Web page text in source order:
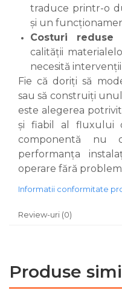
traduce printr-o
și un
Costuri
calității
necesită
Fie că doriți să
sau să construiți
este alegerea
și fiabil al fluxului
componentă nu
performanța
operare fără
Informatii conformitate
Review-uri (0)
Produse